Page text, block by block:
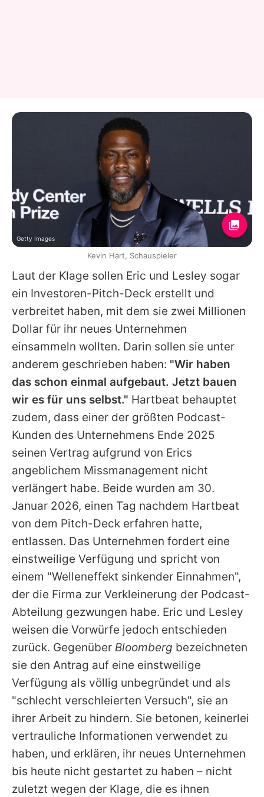
Laut der Klage sollen Eric und Lesley sogar
ein Investoren-Pitch-Deck erstellt und
verbreitet haben, mit dem sie zwei Millionen
Dollar für ihr neues Unternehmen
einsammeln wollten. Darin sollen sie unter
anderem geschrieben haben: "Wir haben
das schon einmal aufgebaut. Jetzt bauen
wir es für uns selbst." Hartbeat behauptet
zudem, dass einer der größten Podcast-
Kunden des Unternehmens Ende 2025
seinen Vertrag aufgrund von Erics
angeblichem Missmanagement nicht
verlängert habe. Beide wurden am 30.
Januar 2026, einen Tag nachdem Hartbeat
von dem Pitch-Deck erfahren hatte,
entlassen. Das Unternehmen fordert eine
einstweilige Verfügung und spricht von
einem "Welleneffekt sinkender Einnahmen",
der die Firma zur Verkleinerung der Podcast-
Abteilung gezwungen habe. Eric und Lesley
weisen die Vorwürfe jedoch entschieden
zurück. Gegenüber Bloomberg bezeichneten
sie den Antrag auf eine einstweilige
Verfügung als völlig unbegründet und als
"schlecht verschleierten Versuch", sie an
ihrer Arbeit zu hindern. Sie betonen, keinerlei
vertrauliche Informationen verwendet zu
haben, und erklären, ihr neues Unternehmen
bis heute nicht gestartet zu haben – nicht
zuletzt wegen der Klage, die es ihnen
Getty Images
Kevin Hart, Schauspieler